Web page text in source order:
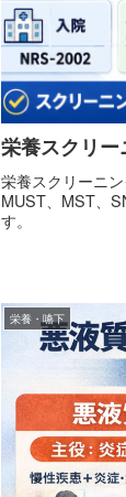
栄養スクリ
栄養スクリーニ
MUST、MST、
す。
栄養・嚥下